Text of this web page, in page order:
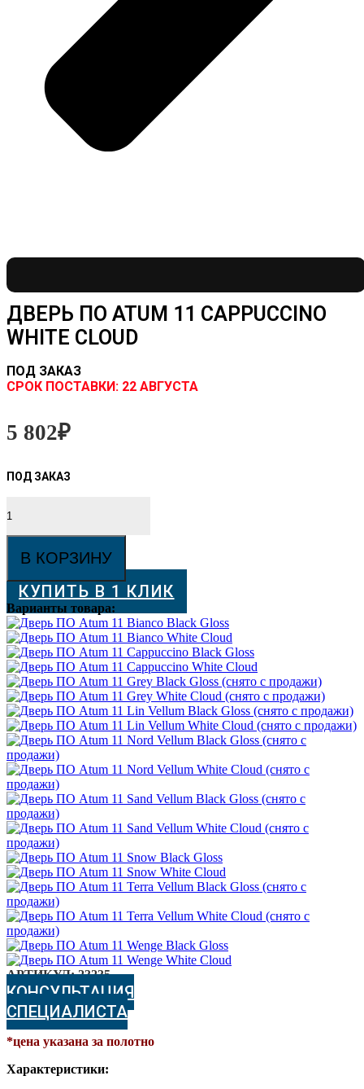
ДВЕРЬ ПО ATUM 11 CAPPUCCINO
WHITE CLOUD
ПОД ЗАКАЗ
CРОК ПОСТАВКИ: 22 АВГУСТА
5 802₽
товара
Дверь
Atum
Cappuccino
White
Cloud
В КОРЗИНУ
КУПИТЬ В 1 КЛИК
Варианты товара:
АРТИКУЛ:23235
КОНСУЛЬТАЦИЯ
СПЕЦИАЛИСТА
*цена указана за полотно
Характеристики: